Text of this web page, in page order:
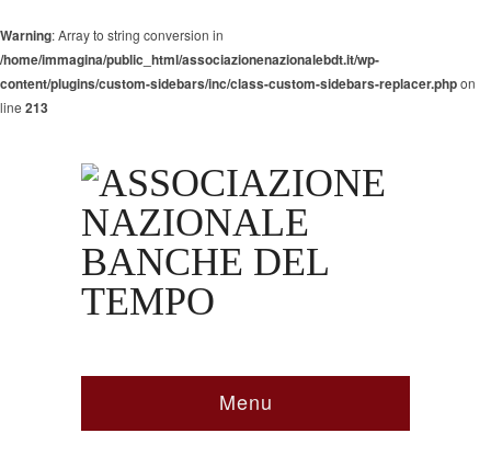
Warning: Array to string conversion in
/home/immagina/public_html/associazionenazionalebdt.it/wp-
content/plugins/custom-sidebars/inc/class-custom-sidebars-replacer.phpon
line 213
Menu